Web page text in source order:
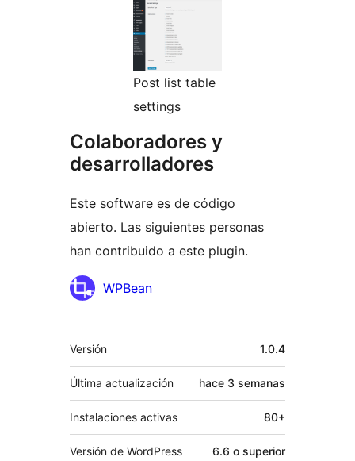
Post list table
settings
Colaboradores y
desarrolladores
Este software es de código
abierto. Las siguientes personas
han contribuido a este plugin.
Colaboradores
WPBean
Meta
Versión 1.0.4
Última actualización hace 3 semanas
Instalaciones activas 80+
Versión de WordPress 6.6 o superior